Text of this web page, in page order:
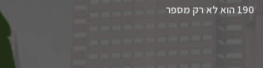
190 הוא לא רק מספר